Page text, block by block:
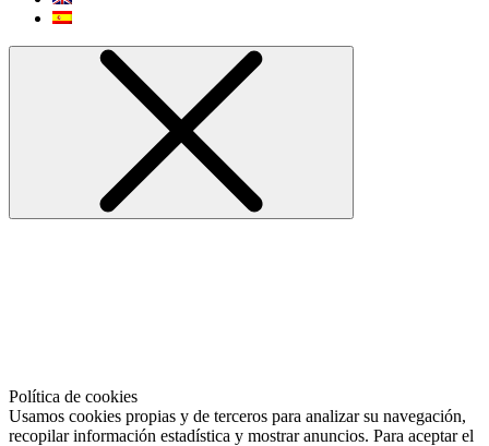
Política de cookies
Usamos cookies propias y de terceros para analizar su navegación,
recopilar información estadística y mostrar anuncios. Para aceptar el